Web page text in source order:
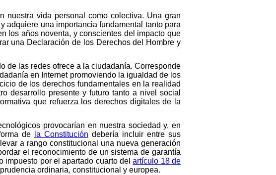
nuestra vida personal como colectiva. Una gran
adquiere una importancia fundamental tanto para
los años noventa, y conscientes del impacto que
una Declaración de los Derechos del Hombre y
de las redes ofrece a la ciudadanía. Corresponde
en Internet promoviendo la igualdad de los
de los derechos fundamentales en la realidad
desarrollo presente y futuro tanto a nivel social
que refuerza los derechos digitales de la
provocarían en nuestra sociedad y, en
de
la Constitución debería incluir entre sus
a rango constitucional una nueva generación
el reconocimiento de un sistema de garantía
impuesto por el apartado cuarto delartículo 18 de
ordinaria, constitucional y europea.